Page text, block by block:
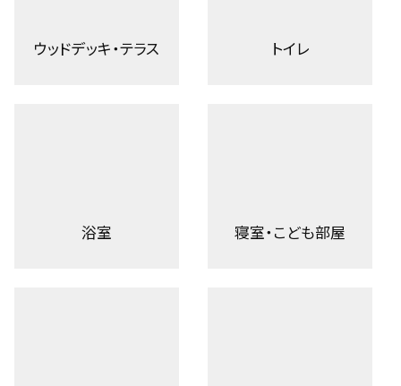
ウッドデッキ・テラス トイレ
浴室 寝室・こども部屋